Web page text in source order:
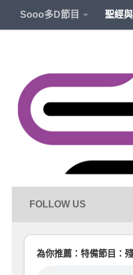
Sooo多D節目 聖經
為你推薦：特備節目：